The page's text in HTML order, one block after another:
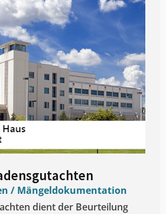
/ Mängeldokumentation
dient der Beurteilung